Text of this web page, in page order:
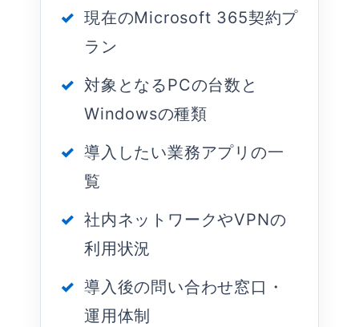
現在のMicrosoft 365契約プ
ラン
対象となるPCの台数と
Windowsの種類
導入したい業務アプリの一
覧
社内ネットワークやVPNの
利用状況
導入後の問い合わせ窓口・
運用体制